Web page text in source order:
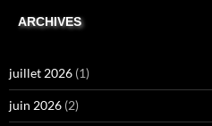
ARCHIVES
juillet 2026 (1)
juin 2026 (2)